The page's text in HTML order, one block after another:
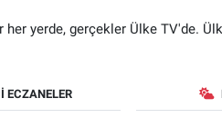
her yerde, gerçekler Ülke TV'de.
ECZANELER